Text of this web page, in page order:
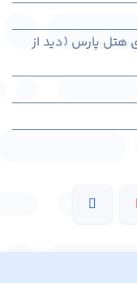
هتل پارس (دید از